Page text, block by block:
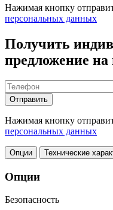
Нажимая кнопку
персональных данных
Получить
предложение на
Отправить
Нажимая кнопку
персональных данных
Опции Технические
Опции
Безопасность